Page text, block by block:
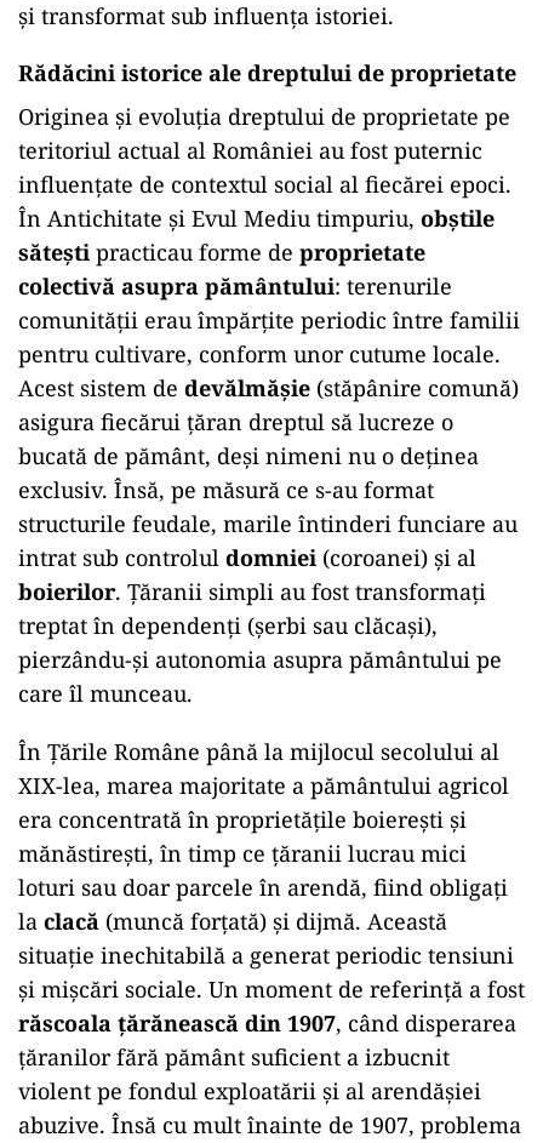
și transformat sub influența istoriei.
Rădăcini istorice ale dreptului de proprietate
Originea și evoluția dreptului de proprietate pe
teritoriul actual al României au fost puternic
influențate de contextul social al fiecărei epoci.
În Antichitate și Evul Mediu timpuriu, obștile
sătești practicau forme de proprietate
colectivă asupra pământului: terenurile
comunității erau împărțite periodic între familii
pentru cultivare, conform unor cutume locale.
Acest sistem de devălmășie (stăpânire comună)
asigura fiecărui țăran dreptul să lucreze o
bucată de pământ, deși nimeni nu o deținea
exclusiv. Însă, pe măsură ce s-au format
structurile feudale, marile întinderi funciare au
intrat sub controlul domniei (coroanei) și al
boierilor. Țăranii simpli au fost transformați
treptat în dependenți (șerbi sau clăcași),
pierzându-și autonomia asupra pământului pe
care îl munceau.
În Țările Române până la mijlocul secolului al
XIX-lea, marea majoritate a pământului agricol
era concentrată în proprietățile boierești și
mănăstirești, în timp ce țăranii lucrau mici
loturi sau doar parcele în arendă, fiind obligați
la clacă (muncă forțată) și dijmă. Această
situație inechitabilă a generat periodic tensiuni
și mișcări sociale. Un moment de referință a fost
răscoala țărănească din 1907, când disperarea
țăranilor fără pământ suficient a izbucnit
violent pe fondul exploatării și al arendășiei
abuzive. Însă cu mult înainte de 1907, problema